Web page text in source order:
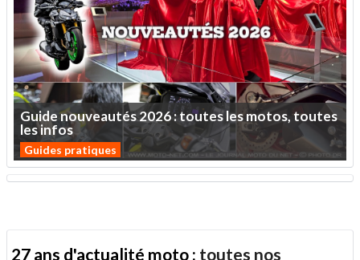
Guidenouveautés2026:touteslesmotos,toutes
lesinfos
Guides pratiques
27 ans d'actualité moto : toutes nos